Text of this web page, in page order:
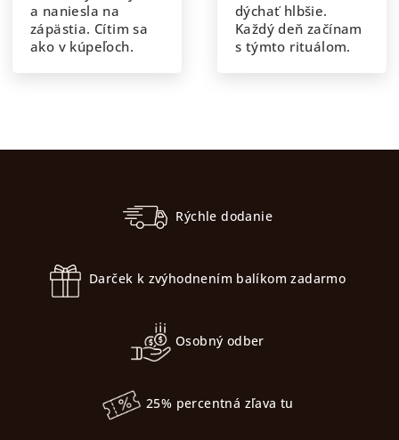
a naniesla na
zápästia. Cítim sa
ako v kúpeľoch.
dýchať hlbšie.
Každý deň začínam
s týmto rituálom.
Rýchle dodanie
Darček k zvýhodnením balíkom zadarmo
Osobný odber
25% percentná zľava tu